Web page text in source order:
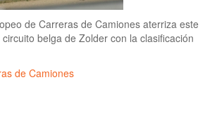
de Carreras de Camiones aterriza este
belga de Zolder con la clasificación
de Camiones